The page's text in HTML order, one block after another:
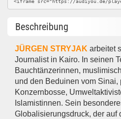
Beschreibung
JÜRGEN STRYJAK arbeitet
Journalist in Kairo. In seinen
Bauchtänzerinnen,
und den Beduinen vom Sinai,
Konzernbosse,
Islamistinnen. Sein
Globalisierungsdruck, der auf